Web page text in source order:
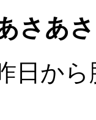
さあ
日か